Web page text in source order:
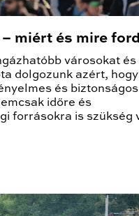
miért és mire
városokat és
dolgozunk azért,
és biztonságos
időre és
forrásokra is szükség